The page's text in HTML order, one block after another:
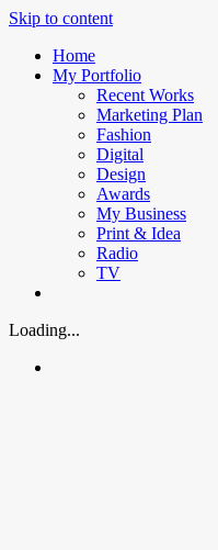
Skip to content
Home
My Portfolio
Recent Works
Marketing Plan
Fashion
Digital
Design
Awards
My Business
Print & Idea
Radio
TV
Loading...